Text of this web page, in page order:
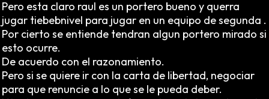
Pero esta claro raul es un portero bueno y querra
jugar tiebebnivel para jugar en un equipo de segunda .
Por cierto se entiende tendran algun portero mirado si
esto ocurre.
De acuerdo con el razonamiento.
Pero si se quiere ir con la carta de libertad, negociar
para que renuncie a lo que se le pueda deber.